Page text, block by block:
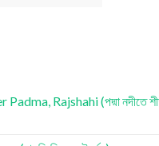
Rajshahi (পদ্মা নদীতে